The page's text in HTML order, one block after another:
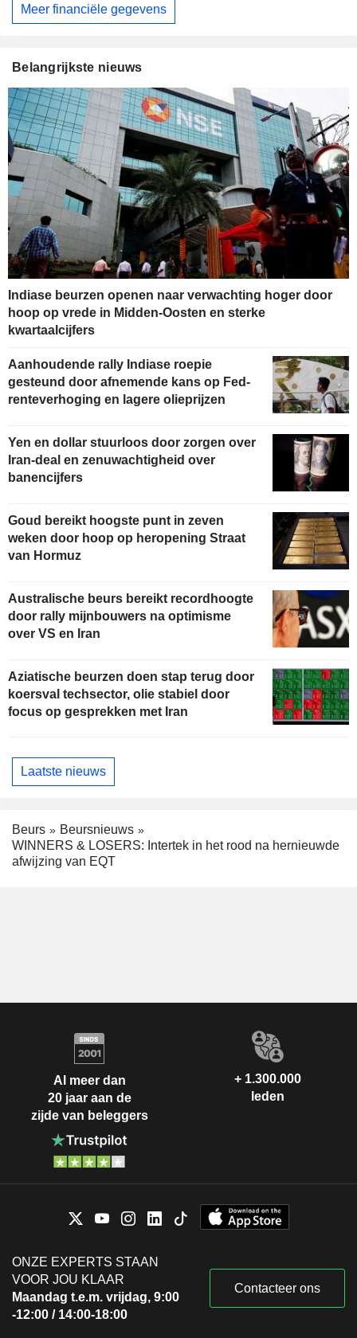
Meer financiële gegevens
Belangrijkste nieuws
Indiase beurzen openen naar verwachting hoger door
hoop op vrede in Midden-Oosten en sterke
kwartaalcijfers
Aanhoudende rally Indiase roepie
gesteund door afnemende kans op Fed-
renteverhoging en lagere olieprijzen
Yen en dollar stuurloos door zorgen over
Iran-deal en zenuwachtigheid over
banencijfers
Goud bereikt hoogste punt in zeven
weken door hoop op heropening Straat
van Hormuz
Australische beurs bereikt recordhoogte
door rally mijnbouwers na optimisme
over VS en Iran
Aziatische beurzen doen stap terug door
koersval techsector, olie stabiel door
focus op gesprekken met Iran
Laatste nieuws
Beurs
Beursnieuws
WINNERS & LOSERS: Intertek in het rood na hernieuwde
afwijzing van EQT
Al meer dan
20 jaar aan de
zijde van beleggers
+ 1.300.000
leden
ONZE EXPERTS STAAN
VOOR JOU KLAAR
Maandag t.e.m. vrijdag, 9:00
-12:00 / 14:00-18:00
Contacteer ons